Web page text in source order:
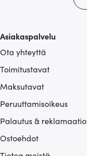
Asiakaspalvelu
Ota yhteyttä
Toimitustavat
Maksutavat
Peruuttamisoikeus
Palautus & reklamaatio
Ostoehdot